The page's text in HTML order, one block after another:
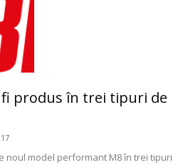
fi produs în trei tipuri de
noul model performant M8 în trei tipuri